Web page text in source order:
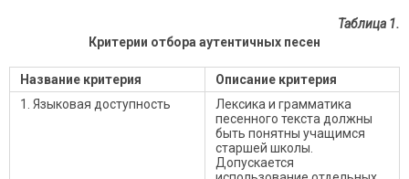
Таблица 1.
Критерии отбора аутентичных песен
Название критерия
Описание критерия
1. Языковая доступность
Лексика и грамматика
песенного текста должны
быть понятны учащимся
старшей школы.
Допускается